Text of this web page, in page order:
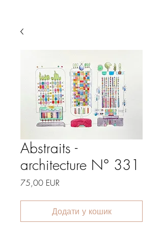
Abstraits -
architecture N° 331
75,00 EUR
Додати у кошик